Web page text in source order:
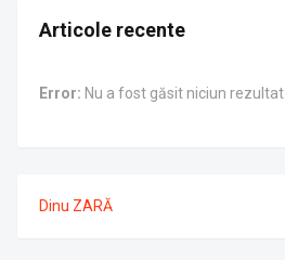
Articole recente
Error: Nu a fost găsit niciun rezultat
Dinu ZARĂ